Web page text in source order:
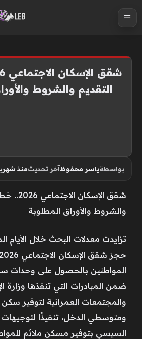
التقديم والشروط
بواسطةياسر محفوظآخر تحديثمنذ
شقق
والشروط والأوراق المطلوبة
تزايدت معدلات البحث خلال الأيام
المواطنين بالحصول على وحدات
ضمن المبادرات التي تنفذها وزارة
والمجتمعات العمرانية لتوفير
ومتوسطي الدخل، تنفيذًا لتوجيهات
السيسي بتوفير مسكن ملائم